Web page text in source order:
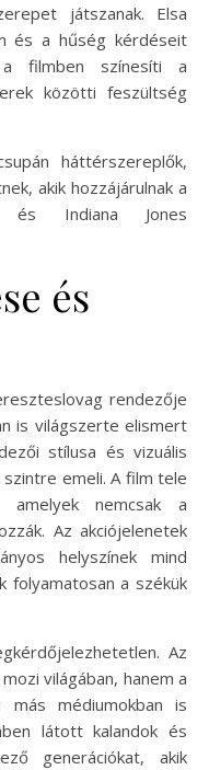
játszanak. Elsa
és a hűség kérdéseit
filmben színesíti a
közötti feszültség
háttérszereplők,
akik hozzájárulnak a
és Indiana Jones
és
rendezője
is világszerte elismert
stílusa és vizuális
emeli. A film tele
amelyek nemcsak a
Az akciójelenetek
helyszínek mind
folyamatosan a székük
Az
világában, hanem a
más médiumokban is
látott kalandok és
generációkat, akik